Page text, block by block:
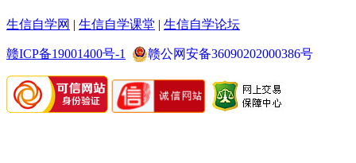
生信自学网 | 生信自学课堂 | 生信自学论坛
赣ICP备19001400号-1 赣公网安备36090202000386号